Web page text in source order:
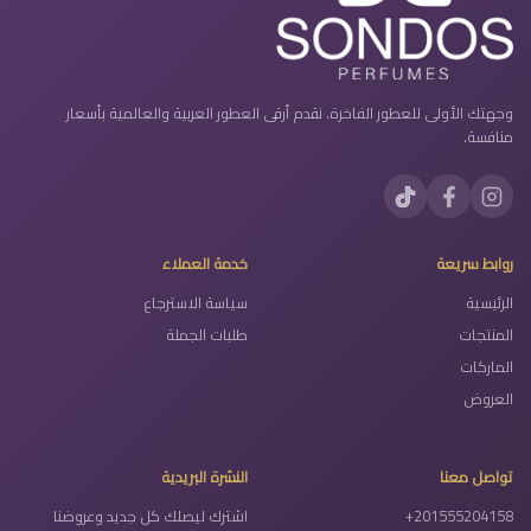
وجهتك الأولى للعطور الفاخرة. نقدم أرقى العطور العربية والعالمية بأسعار
منافسة.
روابط سريعة
الرئيسية
المنتجات
الماركات
العروض
خدمة العملاء
سياسة الاسترجاع
طلبات الجملة
تواصل معنا
+201555204158
النشرة البريدية
اشترك ليصلك كل جديد وعروضنا